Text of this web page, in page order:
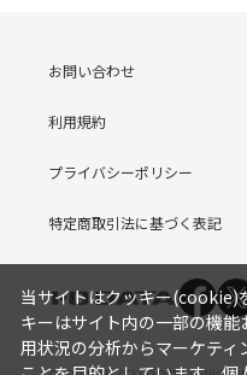
お問い合わせ
利用規約
プライバシーポリシー
特定商取引法に基づく表記
当サイトはクッキー(cookie)
キーはサイト内の一部の機能
用状況の分析からマーケティ